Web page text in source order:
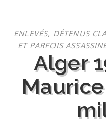
contenu
ENLEVÉS, DÉTENUS
ET PARFOIS
Alger